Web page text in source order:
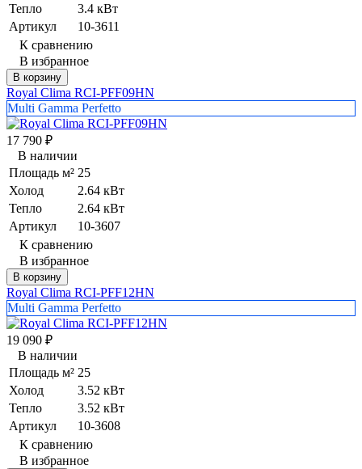
Тепло
3.4 кВт
Артикул
10-3611
К сравнению
В избранное
В корзину
Royal Clima RCI-PFF09HN
Multi Gamma Perfetto
17 790 ₽
В наличии
Площадь м² 25
Холод
2.64 кВт
Тепло
2.64 кВт
Артикул
10-3607
К сравнению
В избранное
В корзину
Royal Clima RCI-PFF12HN
Multi Gamma Perfetto
19 090 ₽
В наличии
Площадь м² 25
Холод
3.52 кВт
Тепло
3.52 кВт
Артикул
10-3608
К сравнению
В избранное